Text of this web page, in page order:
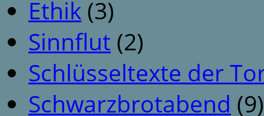
Ethik (3)
Sinnflut (2)
Schlüsseltexte der
Schwarzbrotabend (9)